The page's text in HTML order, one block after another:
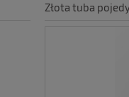
Złota tuba